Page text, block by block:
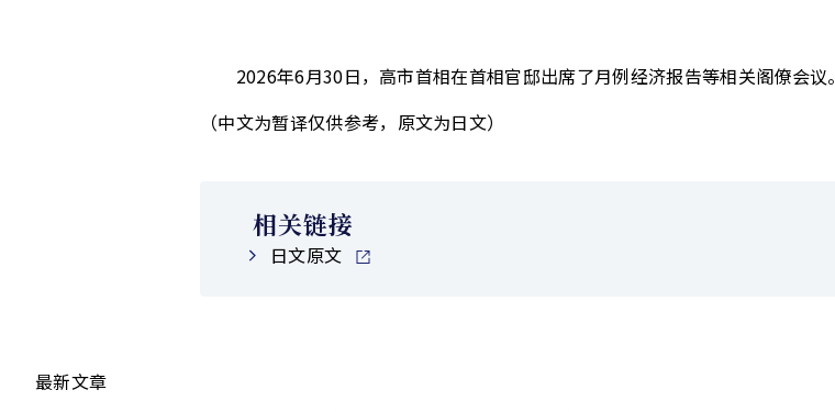
2026年6月30日，高市首相在首相官邸出席了月例经济报告等相关阁僚会议。
（中文为暂译仅供参考，原文为日文）
相关链接
日文原文
最新文章